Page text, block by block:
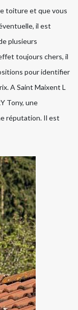
toiture et que vous
il est
plusieurs
toujours chers, il
pour identifier
A Saint Maixent L
Tony, une
réputation. Il est